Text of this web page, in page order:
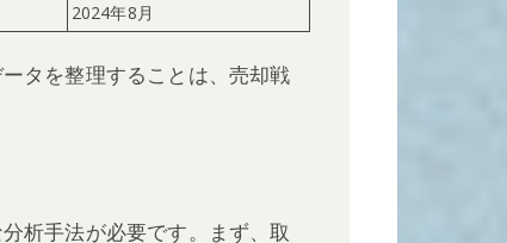
2024年8月
タを整理することは、売却戦
析手法が必要です。まず、取